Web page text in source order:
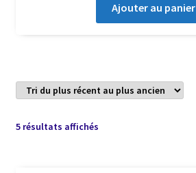
Ajouter au panier
5 résultats affichésTrié